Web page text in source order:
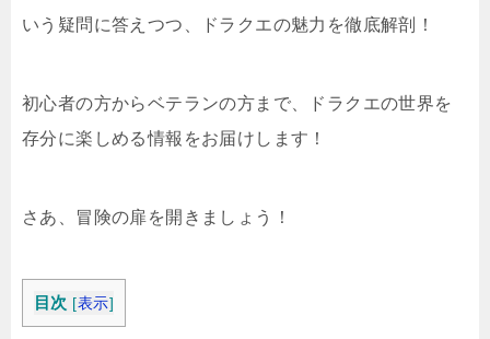
いう疑問に答えつつ、ドラクエの魅力を徹底解剖！
初心者の方からベテランの方まで、ドラクエの世界を
存分に楽しめる情報をお届けします！
さあ、冒険の扉を開きましょう！
目次 [表示]